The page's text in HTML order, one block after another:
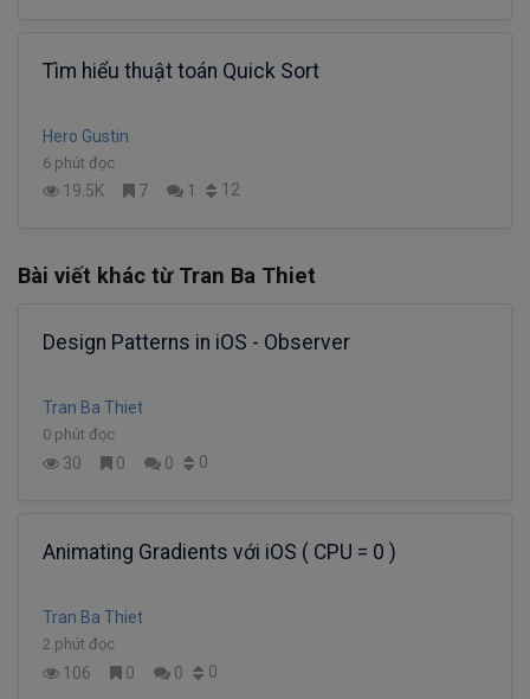
Tìm hiểu thuật toán Quick Sort
Hero Gustin
6 phút đọc
19.5K 7 1 12
Bài viết khác từ Tran Ba Thiet
Design Patterns in iOS - Observer
Tran Ba Thiet
0 phút đọc
30 0 0 0
Animating Gradients với iOS ( CPU = 0 )
Tran Ba Thiet
2 phút đọc
106 0 0 0